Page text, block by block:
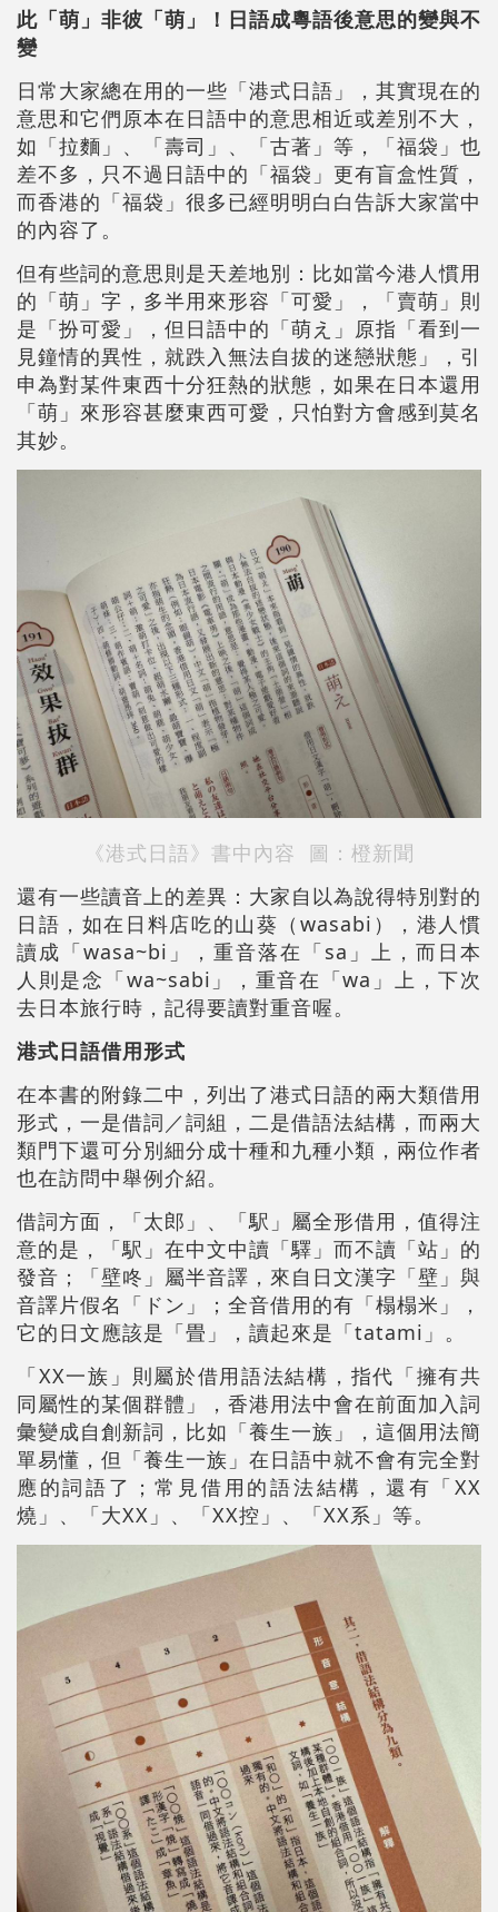
此「萌」非彼「萌」！日語成粵語後意思的變與不
變
日常大家總在用的一些「港式日語」，其實現在的
意思和它們原本在日語中的意思相近或差別不大，
如「拉麵」、「壽司」、「古著」等，「福袋」也
差不多，只不過日語中的「福袋」更有盲盒性質，
而香港的「福袋」很多已經明明白白告訴大家當中
的內容了。
但有些詞的意思則是天差地別：比如當今港人慣用
的「萌」字，多半用來形容「可愛」，「賣萌」則
是「扮可愛」，但日語中的「萌え」原指「看到一
見鐘情的異性，就跌入無法自拔的迷戀狀態」，引
申為對某件東西十分狂熱的狀態，如果在日本還用
「萌」來形容甚麼東西可愛，只怕對方會感到莫名
其妙。
《港式日語》書中內容 圖：橙新聞
還有一些讀音上的差異：大家自以為說得特別對的
日語，如在日料店吃的山葵（wasabi），港人慣
讀成「wasa~bi」，重音落在「sa」上，而日本
人則是念「wa~sabi」，重音在「wa」上，下次
去日本旅行時，記得要讀對重音喔。
港式日語借用形式
在本書的附錄二中，列出了港式日語的兩大類借用
形式，一是借詞／詞組，二是借語法結構，而兩大
類門下還可分別細分成十種和九種小類，兩位作者
也在訪問中舉例介紹。
借詞方面，「太郎」、「駅」屬全形借用，值得注
意的是，「駅」在中文中讀「驛」而不讀「站」的
發音；「壁咚」屬半音譯，來自日文漢字「壁」與
音譯片假名「ドン」；全音借用的有「榻榻米」，
它的日文應該是「畳」，讀起來是「tatami」。
「XX一族」則屬於借用語法結構，指代「擁有共
同屬性的某個群體」，香港用法中會在前面加入詞
彙變成自創新詞，比如「養生一族」，這個用法簡
單易懂，但「養生一族」在日語中就不會有完全對
應的詞語了；常見借用的語法結構，還有「XX
燒」、「大XX」、「XX控」、「XX系」等。